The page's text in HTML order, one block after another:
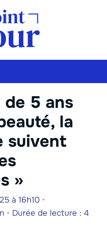
de 5 ans
la
suivent
»
à 16h10 •
• Durée de lecture : 4